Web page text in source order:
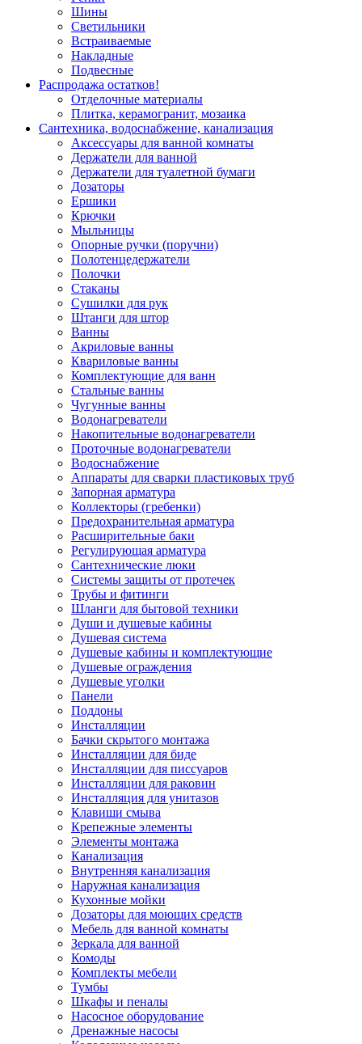
Шины
Светильники
Встраиваемые
Накладные
Подвесные
Распродажа остатков!
Отделочные материалы
Плитка, керамогранит, мозаика
Сантехника, водоснабжение, канализация
Аксессуары для ванной комнаты
Держатели для ванной
Держатели для туалетной бумаги
Дозаторы
Ершики
Крючки
Мыльницы
Опорные ручки (поручни)
Полотенцедержатели
Полочки
Стаканы
Сушилки для рук
Штанги для штор
Ванны
Акриловые ванны
Квариловые ванны
Комплектующие для ванн
Стальные ванны
Чугунные ванны
Водонагреватели
Накопительные водонагреватели
Проточные водонагреватели
Водоснабжение
Аппараты для сварки пластиковых труб
Запорная арматура
Коллекторы (гребенки)
Предохранительная арматура
Расширительные баки
Регулирующая арматура
Сантехнические люки
Системы защиты от протечек
Трубы и фитинги
Шланги для бытовой техники
Души и душевые кабины
Душевая система
Душевые кабины и комплектующие
Душевые ограждения
Душевые уголки
Панели
Поддоны
Инсталляции
Бачки скрытого монтажа
Инсталляции для биде
Инсталляции для писсуаров
Инсталляции для раковин
Инсталляция для унитазов
Клавиши смыва
Крепежные элементы
Элементы монтажа
Канализация
Внутренняя канализация
Наружная канализация
Кухонные мойки
Дозаторы для моющих средств
Мебель для ванной комнаты
Зеркала для ванной
Комоды
Комплекты мебели
Тумбы
Шкафы и пеналы
Насосное оборудование
Дренажные насосы